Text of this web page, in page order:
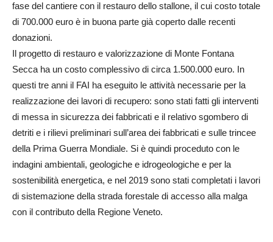
fase del cantiere con il restauro dello stallone, il cui costo totale
di 700.000 euro è in buona parte già coperto dalle recenti
donazioni.
Il progetto di restauro e valorizzazione di Monte Fontana
Secca ha un costo complessivo di circa 1.500.000 euro. In
questi tre anni il FAI ha eseguito le attività necessarie per la
realizzazione dei lavori di recupero: sono stati fatti gli interventi
di messa in sicurezza dei fabbricati e il relativo sgombero di
detriti e i rilievi preliminari sull’area dei fabbricati e sulle trincee
della Prima Guerra Mondiale. Si è quindi proceduto con le
indagini ambientali, geologiche e idrogeologiche e per la
sostenibilità energetica, e nel 2019 sono stati completati i lavori
di sistemazione della strada forestale di accesso alla malga
con il contributo della Regione Veneto.